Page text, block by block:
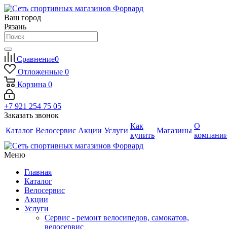
Ваш город
Рязань
Сравнение0
Отложенные 0
Корзина 0
+7 921 254 75 05
Заказать звонок
Каталог Велосервис Акции Услуги
Как
купить
Магазины
О
Меню
Главная
Каталог
Велосервис
Акции
Услуги
Сервис - ремонт велосипедов, самокатов,
велосервис